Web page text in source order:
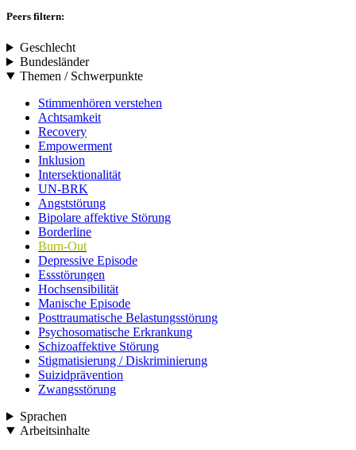
Peers filtern:
Geschlecht
Bundesländer
Themen / Schwerpunkte
Stimmenhören verstehen
Achtsamkeit
Recovery
Empowerment
Inklusion
Intersektionalität
UN-BRK
Angststörung
Bipolare affektive Störung
Borderline
Burn-Out
Depressive Episode
Essstörungen
Hochsensibilität
Manische Episode
Posttraumatische Belastungsstörung
Psychosomatische Erkrankung
Schizoaffektive Störung
Stigmatisierung / Diskriminierung
Suizidprävention
Zwangsstörung
Sprachen
Arbeitsinhalte